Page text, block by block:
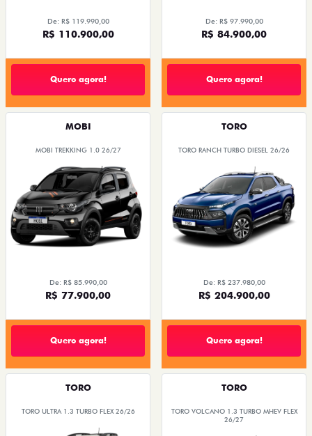
De: R$ 119.990,00
R$ 110.900,00
Quero agora!
De: R$ 97.990,00
R$ 84.900,00
Quero agora!
MOBI
MOBI TREKKING 1.0 26/27
De: R$ 85.990,00
R$ 77.900,00
Quero agora!
TORO
TORO RANCH TURBO DIESEL 26/26
De: R$ 237.980,00
R$ 204.900,00
Quero agora!
TORO
TORO ULTRA 1.3 TURBO FLEX 26/26
TORO
TORO VOLCANO 1.3 TURBO MHEV FLEX
26/27